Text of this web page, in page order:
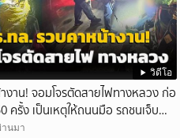
วิดีโอ
งาน! จอมโจรตัดสายไฟทางหลวง ก่อ
ครั้ง เป็นเหตุให้ถนนมือ รถชนเจ็บ
บราย เสียหายราว 10 ล้าน
านมา